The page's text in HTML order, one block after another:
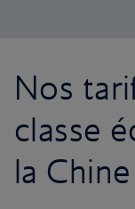
Nos
classe
la Chine